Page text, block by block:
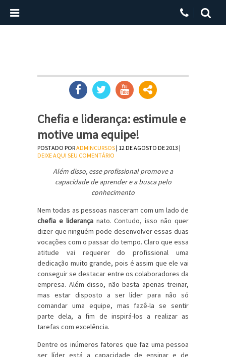
Chefia e liderança: estimule e
motive uma equipe!
POSTADO PORADMINCURSOS| 12 DE AGOSTO DE 2013 |
DEIXE AQUI SEU COMENTÁRIO
Além disso, esse profissional promove a
capacidade de aprender e a busca pelo
conhecimento
Nem todas as pessoas nasceram com um lado de
chefia e liderançanato. Contudo, isso não quer
dizer que ninguém pode desenvolver essas duas
vocações com o passar do tempo. Claro que essa
atitude vai requerer do profissional uma
dedicação muito grande, pois é assim que ele vai
conseguir se destacar entre os colaboradores da
empresa. Além disso, não basta apenas treinar,
mas estar disposto a ser líder para não só
comandar uma equipe, mas fazê-la se sentir
parte dela, a fim de inspirá-los a realizar as
tarefas com excelência.
Dentre os inúmeros fatores que faz uma pessoa
ser líder está a capacidade de ensinar e de